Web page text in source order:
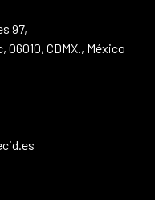
97,
06010, CDMX., México